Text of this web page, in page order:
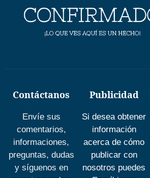
Contáctanos
Envíe sus
comentarios,
informaciones,
preguntas, dudas
y síguenos en
Publicidad
Si desea obtener
información
acerca de cómo
publicar con
nosotros puedes